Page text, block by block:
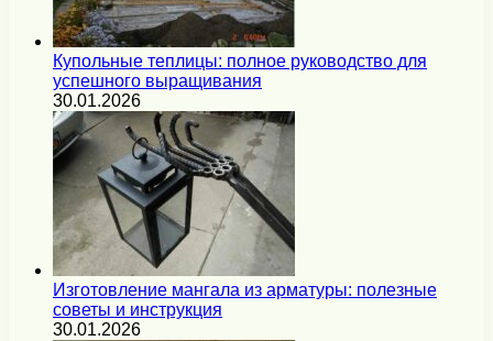
Купольные теплицы: полное руководство для
успешного выращивания
30.01.2026
Изготовление мангала из арматуры: полезные
советы и инструкция
30.01.2026